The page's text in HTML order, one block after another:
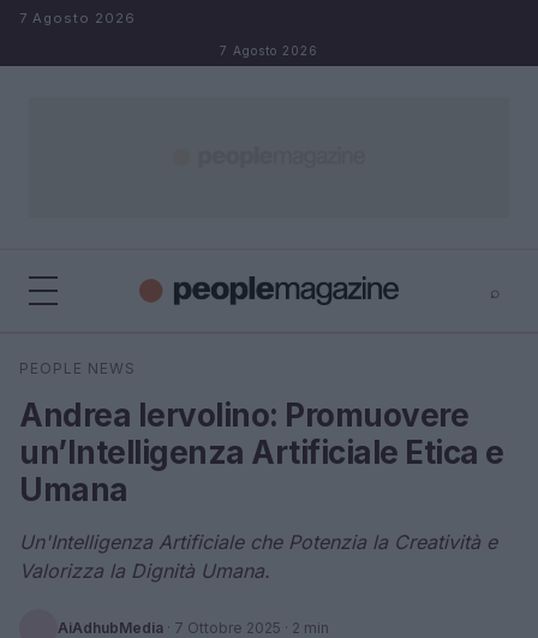
Salta al contenuto
7 Agosto 2026
7 Agosto 2026
⌕
Cerca
PEOPLE NEWS
Andrea Iervolino: Promuovere
un’Intelligenza Artificiale Etica e
Umana
Un'Intelligenza Artificiale che Potenzia la Creatività e
Valorizza la Dignità Umana.
AiAdhubMedia · 7 Ottobre 2025 · 2 min